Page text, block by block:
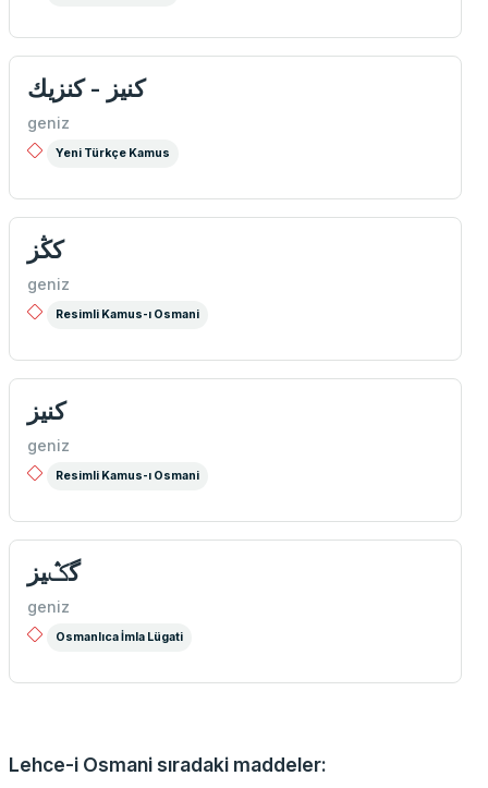
كنیز - كنزیك
geniz
Yeni Türkçe Kamus
كڭز
geniz
Resimli Kamus-ı Osmani
كنیز
geniz
Resimli Kamus-ı Osmani
گݣیز
geniz
Osmanlıca İmla Lügati
Lehce-i Osmani sıradaki maddeler: